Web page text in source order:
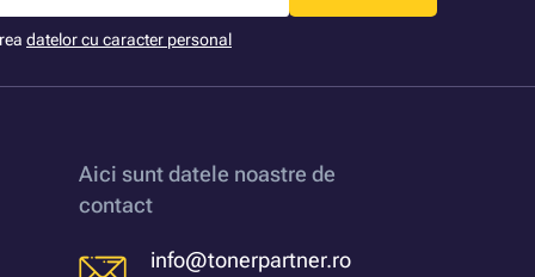
datelor cu caracter personal
Aici sunt datele noastre de
contact
info@tonerpartner.ro